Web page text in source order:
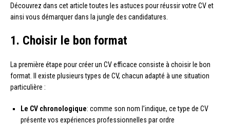
Découvrez dans cet article toutes les astuces pour réussir votre CV et
ainsi vous démarquer dans la jungle des candidatures.
1. Choisir le bon format
La première étape pour créer un CV efficace consiste à choisir le bon
format. Il existe plusieurs types de CV, chacun adapté à une situation
particulière :
Le CV chronologique: comme son nom l’indique, ce type de CV
présente vos expériences professionnelles par ordre